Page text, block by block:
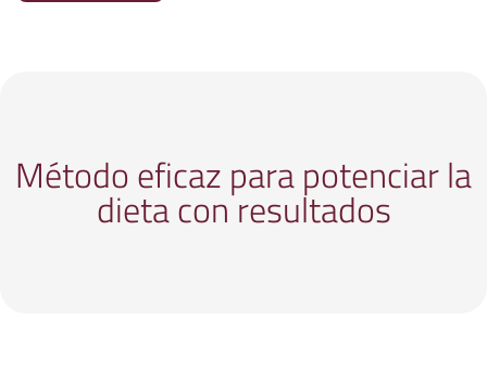
Método eficaz para potenciar la
dieta con resultados